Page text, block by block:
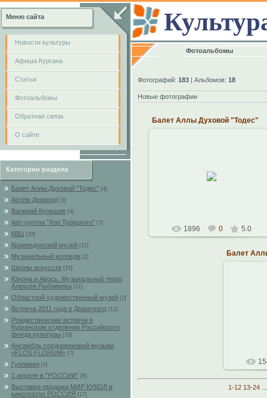
Меню сайта
Новости культуры
Афиша Кургана
Cтатьи
Фотоальбомы
Обратная связь
О сайте
Категории раздела
Балет Аллы Духовой "Тодес" [4]
Артём Дервоед [3]
Валерий Кулешов [4]
Арт-группа "Хор Турецкого" [7]
КВЦ [20]
Краеведческий музей [12]
Музыкальный колледж [2]
Школы искусств [15]
Юнона и Авось. Музыкальный театр
Алексея Рыбникова
[21]
Областной художественный музей [2]
Встреча 2011 года в Драмтеатр [12]
Рождественские встречи в
Курганском отделении Российского
фонда культуры
[33]
Ансамбль средневековой музыки
«FLOS FLORUM» [7]
Гулливер [4]
1 апреля в "РОССИИ" [8]
Выставка-продажа МИР КУКОЛ в
кинотеатре РОССИЯ
[17]
Фотоальбомы
Фотографий: 183 | Альбомов: 18
Новые фотографии
Балет Аллы Духовой "Тодес"
1896 0 5.0
Балет
1-12 13-24